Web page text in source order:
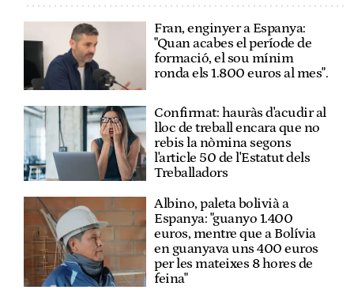
Fran, enginyer a Espanya:
"Quan acabes el període de
formació, el sou mínim
ronda els 1.800 euros al mes".
Confirmat: hauràs d'acudir al
lloc de treball encara que no
rebis la nòmina segons
l'article 50 de l'Estatut dels
Treballadors
Albino, paleta bolivià a
Espanya: "guanyo 1.400
euros, mentre que a Bolívia
en guanyava uns 400 euros
per les mateixes 8 hores de
feina"